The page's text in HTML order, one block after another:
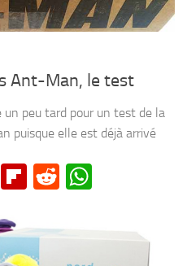
Ant-Man, le test
un peu tard pour un test de la
puisque elle est déjà arrivé
LinkedIn
Flipboard
Reddit